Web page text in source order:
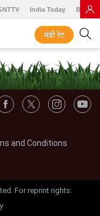
India Today BT
मंडी रेट
and Conditions
For reprint rights: